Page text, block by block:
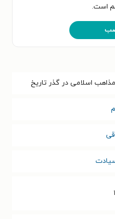
است.
اسلامی در گذر تاریخ